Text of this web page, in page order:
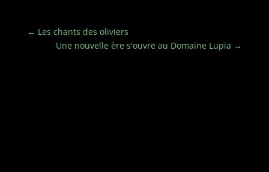
← Les chants des oliviers
Une nouvelle ère s'ouvre au Domaine Lupia →